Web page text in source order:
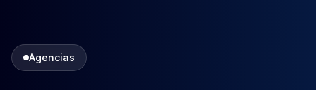
Agencias